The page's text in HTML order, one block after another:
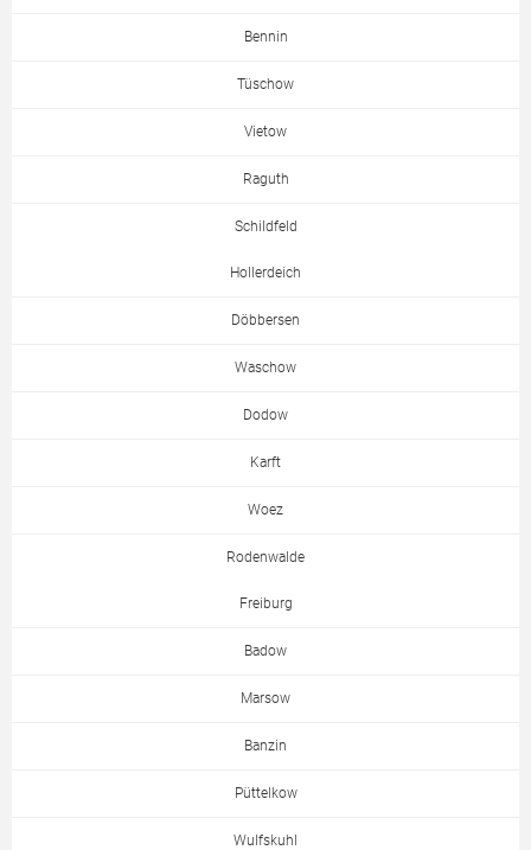
Bennin
Tüschow
Vietow
Raguth
Schildfeld
Hollerdeich
Döbbersen
Waschow
Dodow
Karft
Woez
Rodenwalde
Freiburg
Badow
Marsow
Banzin
Püttelkow
Wulfskuhl